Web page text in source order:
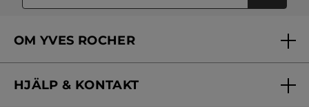
OM YVES ROCHER
Vårt engagemang
HJÄLP & KONTAKT